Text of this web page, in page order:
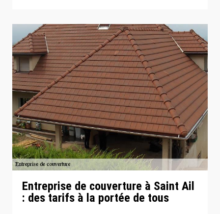
Entreprise de couverture à Saint Ail
: des tarifs à la portée de tous